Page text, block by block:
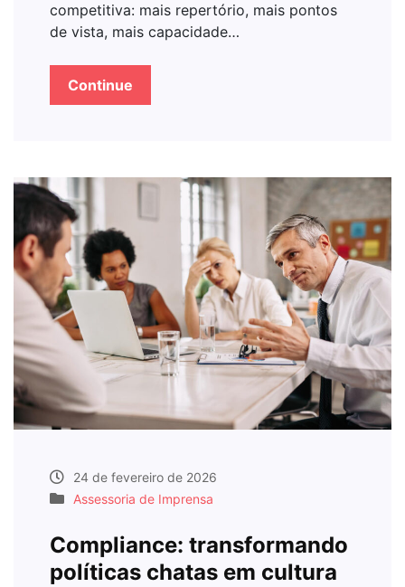
competitiva: mais repertório, mais pontos
de vista, mais capacidade…
Continue
24 de fevereiro de 2026
Assessoria de Imprensa
Compliance: transformando
políticas chatas em cultura